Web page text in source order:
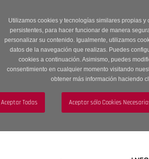
Utilizamos cookies y tecnologías similares propias y
persistentes, para hacer funcionar de manera
personalizar su contenido. Igualmente, utilizamos
datos de la navegación que realizas. Puedes
cookies a continuación. Asimismo, puedes
consentimiento en cualquier momento visitando
obtener más información haciendo
descuento en Sección OUTLET con
navigation
Menú